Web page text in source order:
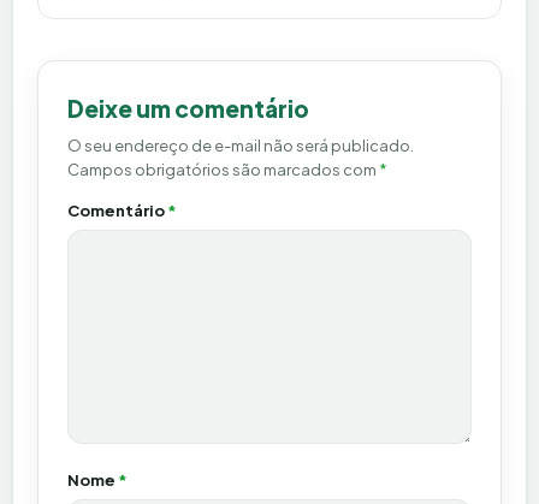
Deixe um comentário
O seu endereço de e-mail não será publicado.
Campos obrigatórios são marcados com *
Comentário*
Nome *